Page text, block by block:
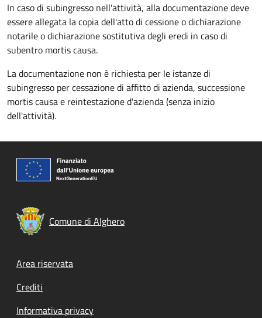
In caso di subingresso nell'attività, alla documentazione deve
essere allegata la copia dell'atto di cessione o dichiarazione
notarile o dichiarazione sostitutiva degli eredi in caso di
subentro mortis causa.
La documentazione non è richiesta per le istanze di
subingresso per cessazione di affitto di azienda, successione
mortis causa e reintestazione d'azienda (senza inizio
dell'attività).
Comune di Alghero
Footer menu
Area riservata
Crediti
Informativa privacy